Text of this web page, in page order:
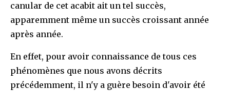
canular de cet acabit ait un tel succès,
apparemment même un succès croissant année
après année.
En effet, pour avoir connaissance de tous ces
phénomènes que nous avons décrits
précédemment, il n'y a guère besoin d'avoir été